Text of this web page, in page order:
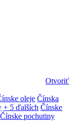
Otvoriť
oleje Čínska
+ 5 ďalších Čínske
Čínske pochutiny